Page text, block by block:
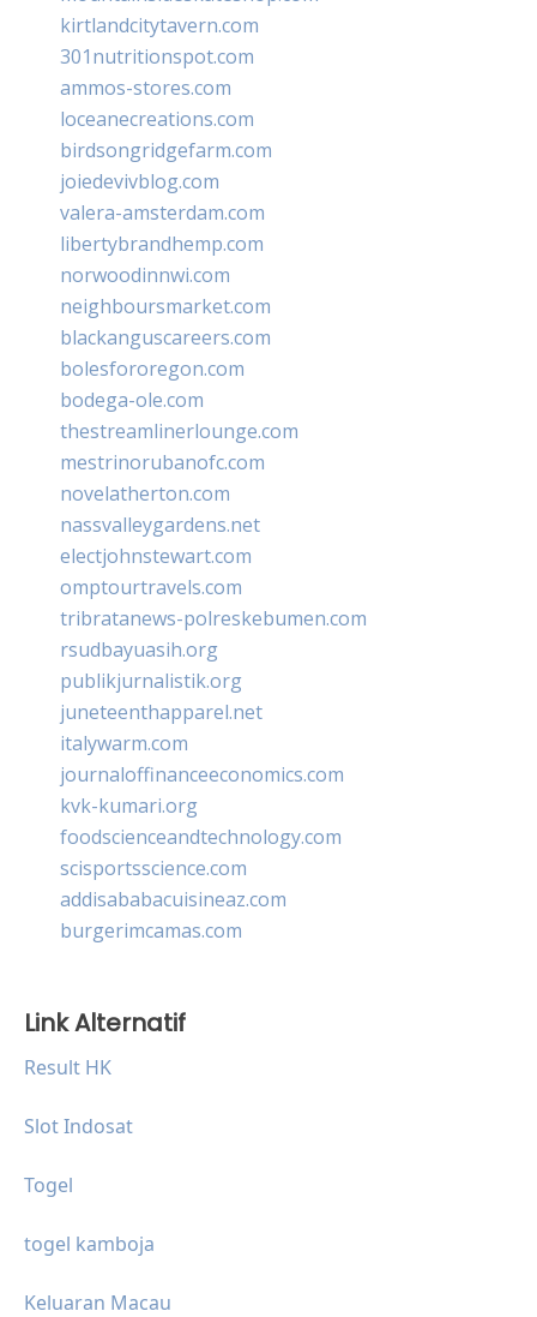
kirtlandcitytavern.com
301nutritionspot.com
ammos-stores.com
loceanecreations.com
birdsongridgefarm.com
joiedevivblog.com
valera-amsterdam.com
libertybrandhemp.com
norwoodinnwi.com
neighboursmarket.com
blackanguscareers.com
bolesfororegon.com
bodega-ole.com
thestreamlinerlounge.com
mestrinorubanofc.com
novelatherton.com
nassvalleygardens.net
electjohnstewart.com
omptourtravels.com
tribratanews-polreskebumen.com
rsudbayuasih.org
publikjurnalistik.org
juneteenthapparel.net
italywarm.com
journaloffinanceeconomics.com
kvk-kumari.org
foodscienceandtechnology.com
scisportsscience.com
addisababacuisineaz.com
burgerimcamas.com
Link Alternatif
Result HK
Slot Indosat
Togel
togel kamboja
Keluaran Macau